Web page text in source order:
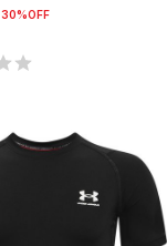
30%OFF